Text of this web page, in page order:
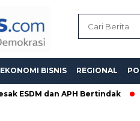
EKONOMI BISNIS REGIONAL
dan APH Bertindak